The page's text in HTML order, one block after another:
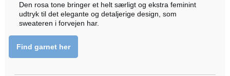
Den rosa tone bringer et helt særligt og ekstra feminint
udtryk til det elegante og detaljerige design, som
sweateren i forvejen har.
Find garnet her